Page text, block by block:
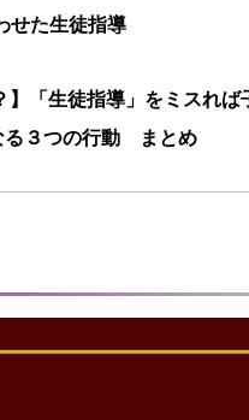
せた生徒指導
】「生徒指導」をミスれ
る３つの行動 まとめ